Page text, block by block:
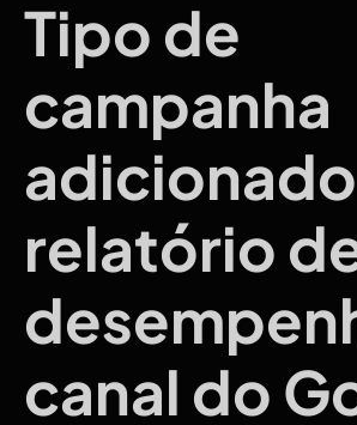
Tipo de
campanha
relatório
canal do